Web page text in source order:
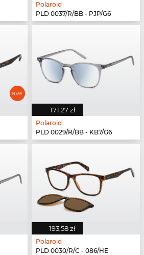
Polaroid
PLD 0037/R/BB - PJP/G6
171,27 zł
Polaroid
PLD 0029/R/BB - KB7/G6
193,58 zł
Polaroid
PLD 0030/R/C - 086/HE